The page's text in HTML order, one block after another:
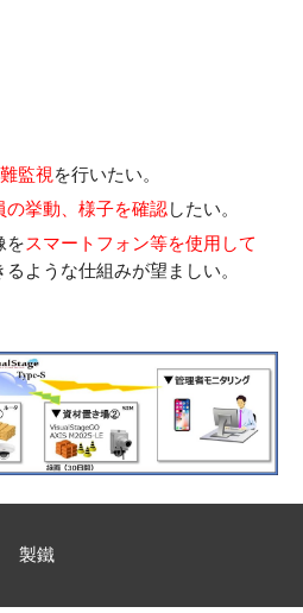
監視を行いたい。
の挙動、様子を確認したい。
をスマートフォン等を使用して
るような仕組みが望ましい。
製鐵